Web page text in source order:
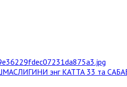
энг КАТТА 33 та